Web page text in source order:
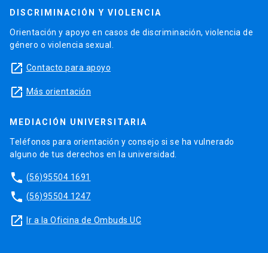
DISCRIMINACIÓN Y VIOLENCIA
Orientación y apoyo en casos de discriminación, violencia de
género o violencia sexual.
launch Contacto para apoyo
launch Más orientación
MEDIACIÓN UNIVERSITARIA
Teléfonos para orientación y consejo si se ha vulnerado
alguno de tus derechos en la universidad.
phone (56)95504 1691
phone (56)95504 1247
launch Ir a la Oficina de Ombuds UC